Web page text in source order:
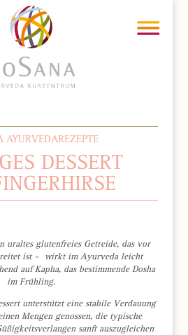
AYURVEDAREZEPTE
DESSERT
uraltes glutenfreies Getreide, das vor
ist – wirkt im Ayurveda leicht
auf Kapha, das bestimmende Dosha
im Frühling.
unterstützt eine stabile Verdauung
Mengen genossen, die typische
sanft auszugleichen